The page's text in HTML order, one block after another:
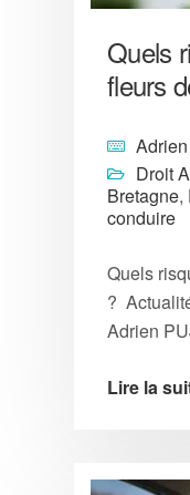
Quels
fleurs
Droit
Bretagne,
conduire
Quels
?
Adrien
Lire la